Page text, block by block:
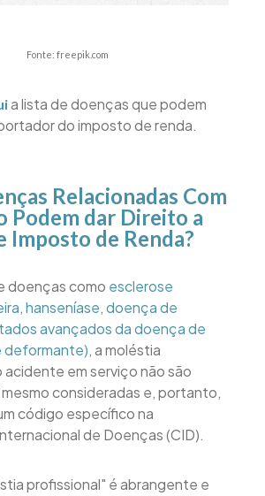
Fonte: freepik.com
a lista de doenças que podem
do imposto de renda.
Relacionadas Com
Podem dar Direito a
Imposto de Renda?
doenças como esclerose
,hanseníase,doença de
avançados da doença de
deformante), a moléstia
acidente em serviço não são
consideradas e, portanto,
código específico na
de Doenças (CID).
profissional" é abrangente e